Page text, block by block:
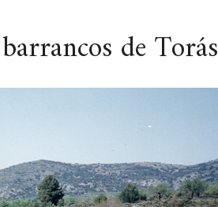
de Torás